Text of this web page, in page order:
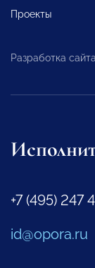
Проекты
Разработка
+7 (495) 247
id@opora.ru